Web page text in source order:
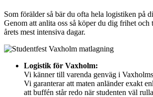
Som förälder så bär du ofta hela logistiken på
Genom att anlita oss så köper du dig frihet och
årets mest intensiva dagar.
Logistik för Vaxholm:
Vi känner till varenda genväg i
Vi garanterar att maten anländer exakt
att buffén står redo när studenten väl